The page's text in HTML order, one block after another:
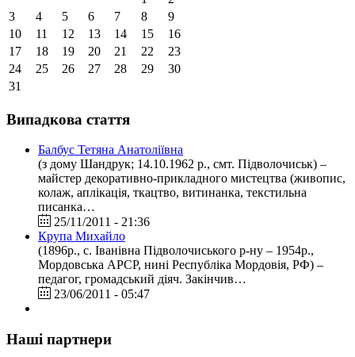
3
4 5 6 7 8
9
10
11 12 13 14 15
16
17
18 19 20 21 22
23
24
25 26 27 28 29
30
31
Випадкова стаття
Балбус Тетяна Анатоліївна
(з дому Шандрук; 14.10.1962 р., смт. Підволочиськ) –
майстер декоративно-прикладного мистецтва (живопис,
колаж, аплікація, ткацтво, витинанка, текстильна
писанка…
25/11/2011 - 21:36
Крупа Михайло
(1896р., с. Іванівна Підволочиського р-ну – 1954р.,
Мордовська АРСР, нині Республіка Мордовія, РФ) –
педагог, громадський діяч. Закінчив…
23/06/2011 - 05:47
Наші партнери